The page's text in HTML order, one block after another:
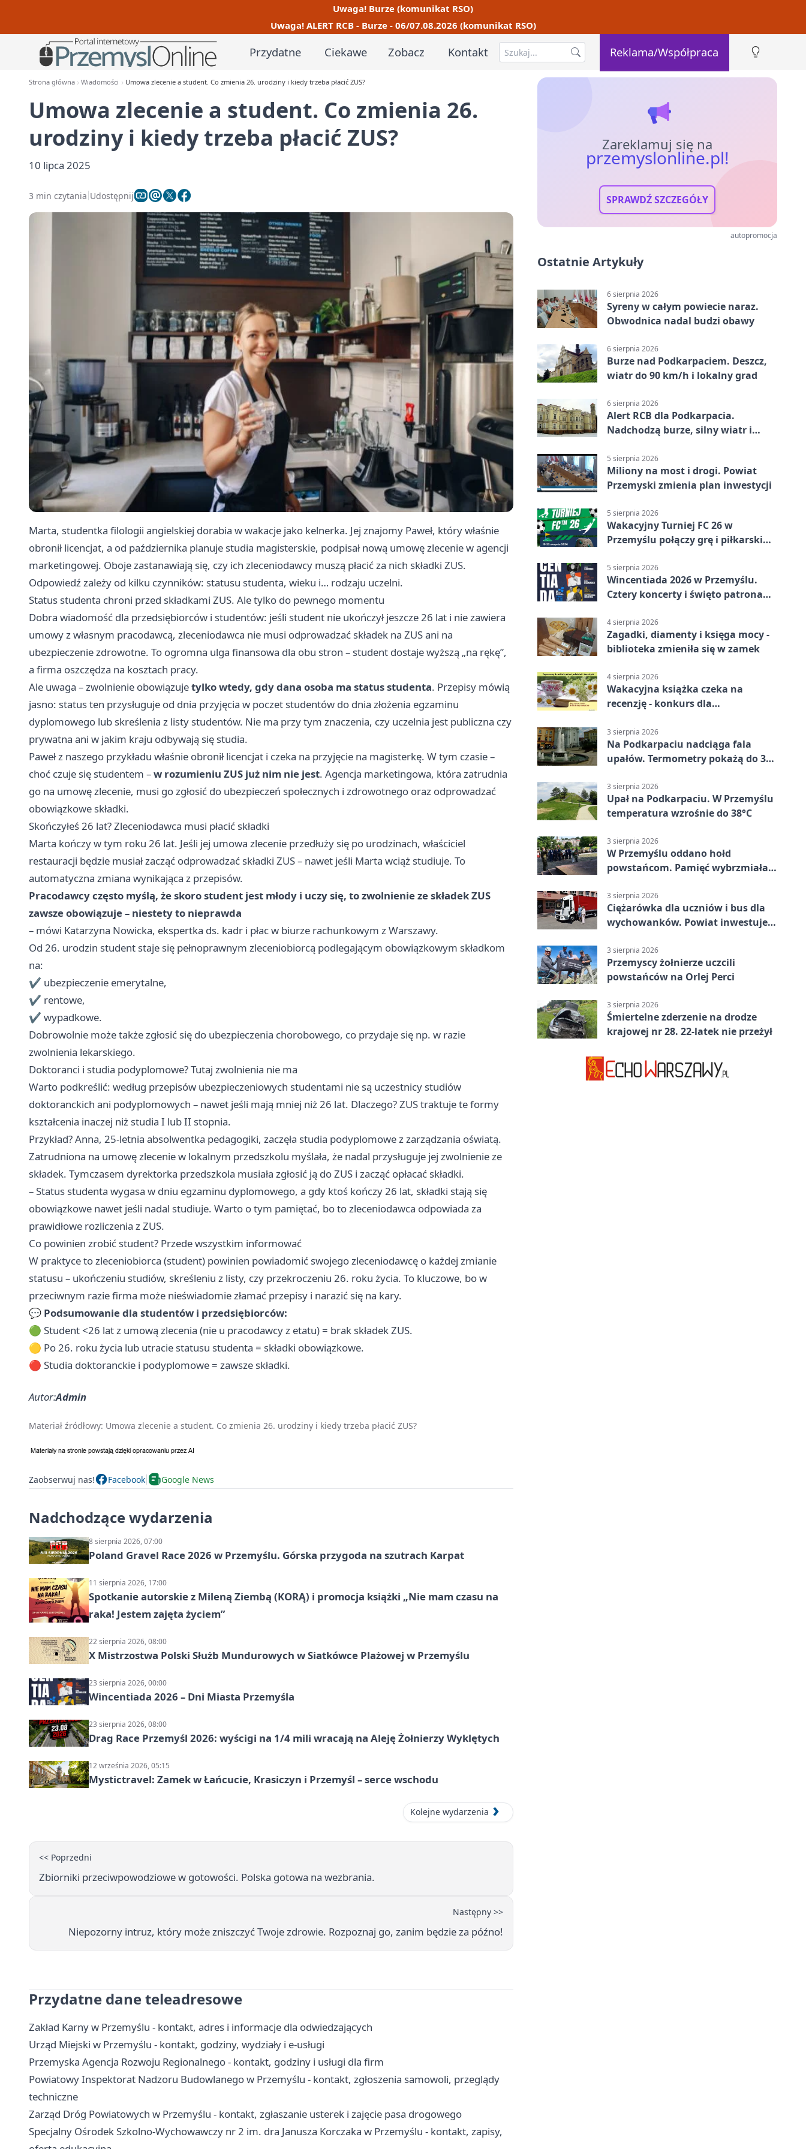
Uwaga! Burze (komunikat RSO)
Uwaga! ALERT RCB - Burze - 06/07.08.2026 (komunikat RSO)
Przydatne Ciekawe Zobacz Kontakt Reklama/Współpraca
Strona główna Wiadomości Umowa zlecenie a student. Co zmienia 26. urodziny i kiedy trzeba płacić ZUS?
Umowa zlecenie a student. Co zmienia 26.
urodziny i kiedy trzeba płacić ZUS?
10 lipca 2025
3 min czytania Udostępnij
Marta, studentka filologii angielskiej dorabia w wakacje jako kelnerka. Jej znajomy Paweł, który właśnie
obronił licencjat, a od października planuje studia magisterskie, podpisał nową umowę zlecenie w agencji
marketingowej. Oboje zastanawiają się, czy ich zleceniodawcy muszą płacić za nich składki ZUS.
Odpowiedź zależy od kilku czynników: statusu studenta, wieku i… rodzaju uczelni.
Status studenta chroni przed składkami ZUS. Ale tylko do pewnego momentu
Dobra wiadomość dla przedsiębiorców i studentów: jeśli student nie ukończył jeszcze 26 lat i nie zawiera
umowy z własnym pracodawcą, zleceniodawca nie musi odprowadzać składek na ZUS ani na
ubezpieczenie zdrowotne. To ogromna ulga finansowa dla obu stron – student dostaje wyższą „na rękę”,
a firma oszczędza na kosztach pracy.
Ale uwaga – zwolnienie obowiązujetylko wtedy, gdy dana osoba ma status studenta. Przepisy mówią
jasno: status ten przysługuje od dnia przyjęcia w poczet studentów do dnia złożenia egzaminu
dyplomowego lub skreślenia z listy studentów. Nie ma przy tym znaczenia, czy uczelnia jest publiczna czy
prywatna ani w jakim kraju odbywają się studia.
Paweł z naszego przykładu właśnie obronił licencjat i czeka na przyjęcie na magisterkę. W tym czasie –
choć czuje się studentem –w rozumieniu ZUS już nim nie jest. Agencja marketingowa, która zatrudnia
go na umowę zlecenie, musi go zgłosić do ubezpieczeń społecznych i zdrowotnego oraz odprowadzać
obowiązkowe składki.
Skończyłeś 26 lat? Zleceniodawca musi płacić składki
Marta kończy w tym roku 26 lat. Jeśli jej umowa zlecenie przedłuży się po urodzinach, właściciel
restauracji będzie musiał zacząć odprowadzać składki ZUS – nawet jeśli Marta wciąż studiuje. To
automatyczna zmiana wynikająca z przepisów.
Pracodawcy często myślą, że skoro student jest młody i uczy się, to zwolnienie ze składek ZUS
zawsze obowiązuje – niestety to nieprawda
– mówi Katarzyna Nowicka, ekspertka ds. kadr i płac w biurze rachunkowym z Warszawy.
Od 26. urodzin student staje się pełnoprawnym zleceniobiorcą podlegającym obowiązkowym składkom
na:
✔️ ubezpieczenie emerytalne,
✔️ rentowe,
✔️ wypadkowe.
Dobrowolnie może także zgłosić się do ubezpieczenia chorobowego, co przydaje się np. w razie
zwolnienia lekarskiego.
Doktoranci i studia podyplomowe? Tutaj zwolnienia nie ma
Warto podkreślić: według przepisów ubezpieczeniowych studentami nie są uczestnicy studiów
doktoranckich ani podyplomowych – nawet jeśli mają mniej niż 26 lat. Dlaczego? ZUS traktuje te formy
kształcenia inaczej niż studia I lub II stopnia.
Przykład? Anna, 25-letnia absolwentka pedagogiki, zaczęła studia podyplomowe z zarządzania oświatą.
Zatrudniona na umowę zlecenie w lokalnym przedszkolu myślała, że nadal przysługuje jej zwolnienie ze
składek. Tymczasem dyrektorka przedszkola musiała zgłosić ją do ZUS i zacząć opłacać składki.
– Status studenta wygasa w dniu egzaminu dyplomowego, a gdy ktoś kończy 26 lat, składki stają się
obowiązkowe nawet jeśli nadal studiuje. Warto o tym pamiętać, bo to zleceniodawca odpowiada za
prawidłowe rozliczenia z ZUS.
Co powinien zrobić student? Przede wszystkim informować
W praktyce to zleceniobiorca (student) powinien powiadomić swojego zleceniodawcę o każdej zmianie
statusu – ukończeniu studiów, skreśleniu z listy, czy przekroczeniu 26. roku życia. To kluczowe, bo w
przeciwnym razie firma może nieświadomie złamać przepisy i narazić się na kary.
💬 Podsumowanie dla studentów i przedsiębiorców:
🟢 Student <26 lat z umową zlecenia (nie u pracodawcy z etatu) = brak składek ZUS.
🟡 Po 26. roku życia lub utracie statusu studenta = składki obowiązkowe.
🔴 Studia doktoranckie i podyplomowe = zawsze składki.
Autor:Admin
Materiał źródłowy: Umowa zlecenie a student. Co zmienia 26. urodziny i kiedy trzeba płacić ZUS?
Zaobserwuj nas! Facebook Google News
Nadchodzące wydarzenia
8 sierpnia 2026, 07:00
Poland Gravel Race 2026 w Przemyślu. Górska przygoda na szutrach Karpat
11 sierpnia 2026, 17:00
Spotkanie autorskie z Mileną Ziembą (KORĄ) i promocja książki „Nie mam czasu na
raka! Jestem zajęta życiem”
22 sierpnia 2026, 08:00
X Mistrzostwa Polski Służb Mundurowych w Siatkówce Plażowej w Przemyślu
23 sierpnia 2026, 00:00
Wincentiada 2026 – Dni Miasta Przemyśla
23 sierpnia 2026, 08:00
Drag Race Przemyśl 2026: wyścigi na 1/4 mili wracają na Aleję Żołnierzy Wyklętych
12 września 2026, 05:15
Mystictravel: Zamek w Łańcucie, Krasiczyn i Przemyśl – serce wschodu
Kolejne wydarzenia
<< Poprzedni
Zbiorniki przeciwpowodziowe w gotowości. Polska gotowa na wezbrania.
Następny >>
Niepozorny intruz, który może zniszczyć Twoje zdrowie. Rozpoznaj go, zanim będzie za późno!
Przydatne dane teleadresowe
Zakład Karny w Przemyślu - kontakt, adres i informacje dla odwiedzających
Urząd Miejski w Przemyślu - kontakt, godziny, wydziały i e-usługi
Przemyska Agencja Rozwoju Regionalnego - kontakt, godziny i usługi dla firm
Powiatowy Inspektorat Nadzoru Budowlanego w Przemyślu - kontakt, zgłoszenia samowoli, przeglądy
techniczne
Zarząd Dróg Powiatowych w Przemyślu - kontakt, zgłaszanie usterek i zajęcie pasa drogowego
Specjalny Ośrodek Szkolno-Wychowawczy nr 2 im. dra Janusza Korczaka w Przemyślu - kontakt, zapisy,
Zareklamuj się na
przemyslonline.pl!
SPRAWDŹ SZCZEGÓŁY
autopromocja
Ostatnie Artykuły
6 sierpnia 2026
Syreny w całym powiecie naraz.
Obwodnica nadal budzi obawy
6 sierpnia 2026
Burze nad Podkarpaciem. Deszcz,
wiatr do 90 km/h i lokalny grad
6 sierpnia 2026
Alert RCB dla Podkarpacia.
Nadchodzą burze, silny wiatr i
5 sierpnia 2026
Miliony na most i drogi. Powiat
Przemyski zmienia plan inwestycji
5 sierpnia 2026
Wakacyjny Turniej FC 26 w
Przemyślu połączy grę i piłkarski
5 sierpnia 2026
Wincentiada 2026 w Przemyślu.
Cztery koncerty i święto patrona
4 sierpnia 2026
Zagadki, diamenty i księga mocy -
biblioteka zmieniła się w zamek
4 sierpnia 2026
Wakacyjna książka czeka na
recenzję - konkurs dla
3 sierpnia 2026
Na Podkarpaciu nadciąga fala
upałów. Termometry pokażą do 36
3 sierpnia 2026
Upał na Podkarpaciu. W Przemyślu
temperatura wzrośnie do 38°C
3 sierpnia 2026
W Przemyślu oddano hołd
powstańcom. Pamięć wybrzmiała
3 sierpnia 2026
Ciężarówka dla uczniów i bus dla
wychowanków. Powiat inwestuje
3 sierpnia 2026
Przemyscy żołnierze uczcili
powstańców na Orlej Perci
3 sierpnia 2026
Śmiertelne zderzenie na drodze
krajowej nr 28. 22-latek nie przeżył